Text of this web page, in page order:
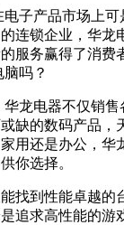
子产品市场上
连锁企业，华龙
服务赢得了消费
吗？
龙电器不仅销
缺的数码产品，
用还是办公，华
你选择。
找到性能卓越的
追求高性能的游